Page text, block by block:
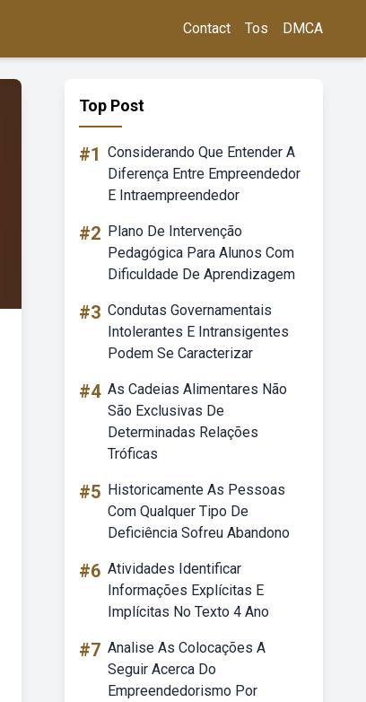
Contact Tos DMCA
Top Post
#1 Considerando Que Entender A
Diferença Entre Empreendedor
E Intraempreendedor
#2 Plano De Intervenção
Pedagógica Para Alunos Com
Dificuldade De Aprendizagem
#3 Condutas Governamentais
Intolerantes E Intransigentes
Podem Se Caracterizar
#4 As Cadeias Alimentares Não
São Exclusivas De
Determinadas Relações
Tróficas
#5 Historicamente As Pessoas
Com Qualquer Tipo De
Deficiência Sofreu Abandono
#6 Atividades Identificar
Informações Explícitas E
Implícitas No Texto 4 Ano
#7 Analise As Colocações A
Seguir Acerca Do
Empreendedorismo Por